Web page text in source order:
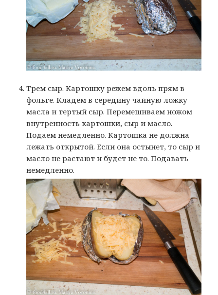
Трем сыр. Картошку режем вдоль прям в
фольге. Кладем в середину чайную ложку
масла и тертый сыр. Перемешиваем ножом
внутренность картошки, сыр и масло.
Подаем немедленно. Картошка не должна
лежать открытой. Если она остынет, то сыр и
масло не растают и будет не то. Подавать
немедленно.